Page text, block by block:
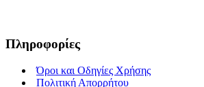
Πληροφορίες
Όροι και Οδηγίες Χρήσης
Πολιτική Απορρήτου